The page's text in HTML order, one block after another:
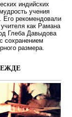
индийских
учения
Его рекомендовали
как Рамана
Глеба Давыдова
сохранением
размера.